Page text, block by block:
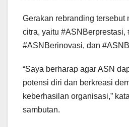
Gerakan rebranding tersebut
citra, yaitu #ASNBerprestasi,
#ASNBerinovasi, dan
“Saya berharap agar ASN
potensi diri dan berkreasi
keberhasilan organisasi,”
sambutan.